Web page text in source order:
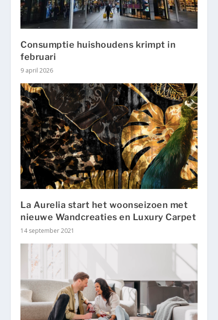
Consumptie huishoudens krimpt in
februari
9 april 2026
La Aurelia start het woonseizoen met
nieuwe Wandcreaties en Luxury Carpet
14 september 2021